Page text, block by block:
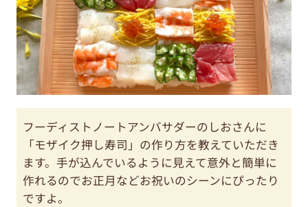
フーディストノートアンバサダーのしおさんに
「モザイク押し寿司」の作り方を教えていただき
ます。手が込んでいるように見えて意外と簡単に
作れるのでお正月などお祝いのシーンにぴったり
ですよ。